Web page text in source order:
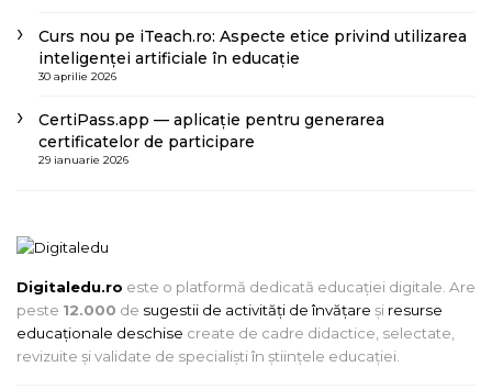
Curs nou pe iTeach.ro: Aspecte etice privind utilizarea
inteligenței artificiale în educație
30 aprilie 2026
CertiPass.app — aplicație pentru generarea
certificatelor de participare
29 ianuarie 2026
Digitaledu.ro este o platformă dedicată educației digitale. Are
peste 12.000 de sugestii de activități de învățare și resurse
educaționale deschise create de cadre didactice, selectate,
revizuite și validate de specialiști în științele educației.